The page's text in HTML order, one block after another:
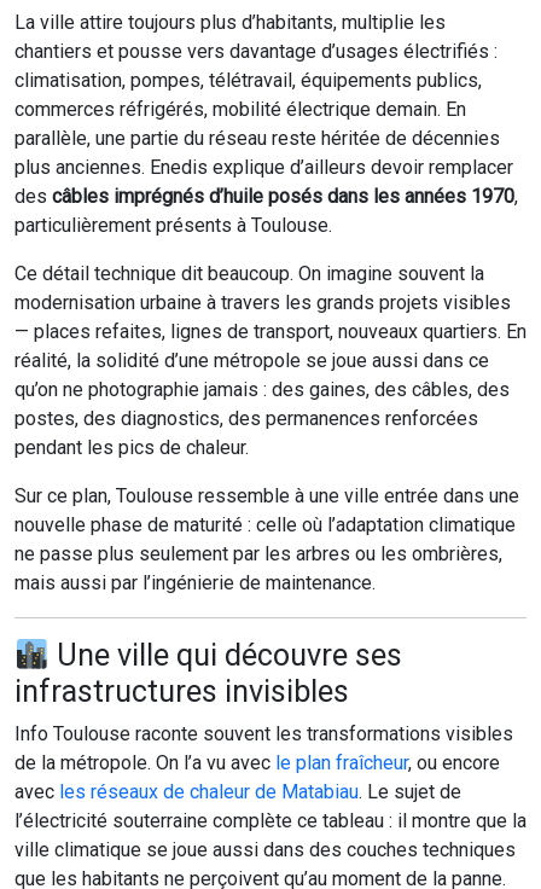
La ville attire toujours plus d’habitants, multiplie les
chantiers et pousse vers davantage d’usages électrifiés :
climatisation, pompes, télétravail, équipements publics,
commerces réfrigérés, mobilité électrique demain. En
parallèle, une partie du réseau reste héritée de décennies
plus anciennes. Enedis explique d’ailleurs devoir remplacer
des câbles imprégnés d’huile posés dans les années 1970,
particulièrement présents à Toulouse.
Ce détail technique dit beaucoup. On imagine souvent la
modernisation urbaine à travers les grands projets visibles
— places refaites, lignes de transport, nouveaux quartiers. En
réalité, la solidité d’une métropole se joue aussi dans ce
qu’on ne photographie jamais : des gaines, des câbles, des
postes, des diagnostics, des permanences renforcées
pendant les pics de chaleur.
Sur ce plan, Toulouse ressemble à une ville entrée dans une
nouvelle phase de maturité : celle où l’adaptation climatique
ne passe plus seulement par les arbres ou les ombrières,
mais aussi par l’ingénierie de maintenance.
Une ville qui découvre ses
infrastructures invisibles
Info Toulouse raconte souvent les transformations visibles
de la métropole. On l’a vu avec le plan fraîcheur, ou encore
avec les réseaux de chaleur de Matabiau. Le sujet de
l’électricité souterraine complète ce tableau : il montre que la
ville climatique se joue aussi dans des couches techniques
que les habitants ne perçoivent qu’au moment de la panne.